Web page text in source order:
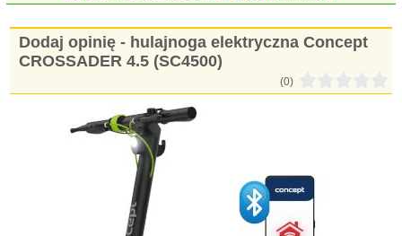
Dodaj opinię - hulajnoga elektryczna Concept
CROSSADER 4.5 (SC4500)
(0)